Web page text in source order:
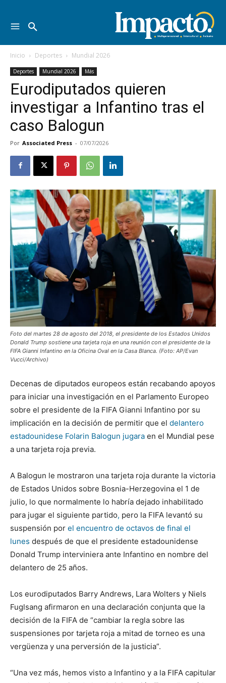
Inicio Deportes Mundial 2026
Deportes Mundial 2026 Más
Eurodiputados quieren
investigar a Infantino tras el
caso Balogun
Por Associated Press - 07/07/2026
Foto del martes 28 de agosto del 2018, el presidente de los Estados Unidos
Donald Trump sostiene una tarjeta roja en una reunión con el presidente de la
FIFA Gianni Infantino en la Oficina Oval en la Casa Blanca. (Foto: AP/Evan
Vucci/Archivo)
Decenas de diputados europeos están recabando apoyos
para iniciar una investigación en el Parlamento Europeo
sobre el presidente de la FIFA Gianni Infantino por su
implicación en la decisión de permitir que el delantero
estadounidese Folarin Balogun jugara en el Mundial pese
a una tarjeta roja previa.
A Balogun le mostraron una tarjeta roja durante la victoria
de Estados Unidos sobre Bosnia-Herzegovina el 1 de
julio, lo que normalmente lo habría dejado inhabilitado
para jugar el siguiente partido, pero la FIFA levantó su
suspensión por el encuentro de octavos de final el
lunes después de que el presidente estadounidense
Donald Trump interviniera ante Infantino en nombre del
delantero de 25 años.
Los eurodiputados Barry Andrews, Lara Wolters y Niels
Fuglsang afirmaron en una declaración conjunta que la
decisión de la FIFA de “cambiar la regla sobre las
suspensiones por tarjeta roja a mitad de torneo es una
vergüenza y una perversión de la justicia”.
“Una vez más, hemos visto a Infantino y a la FIFA capitular